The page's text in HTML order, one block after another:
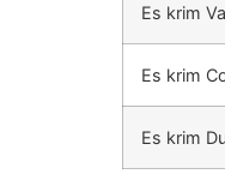
Es krim
Es krim
Es krim